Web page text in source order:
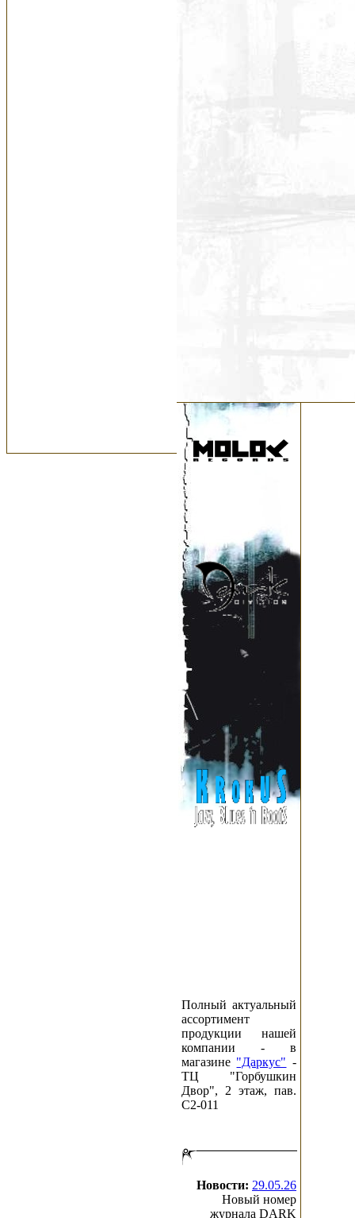
Полный актуальный
ассортимент
продукции нашей
компании - в
магазине "Даркус" -
ТЦ "Горбушкин
Двор", 2 этаж, пав.
C2-011
Новости: 29.05.26
Новый номер
журнала DARK